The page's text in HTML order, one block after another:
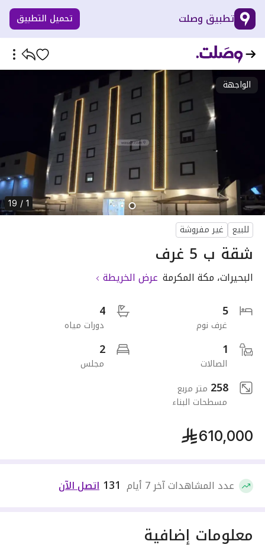
تطبيق وصلت تحميل التطبيق
الواجهة
1 / 19
للبيع غير مفروشة
شقة ب 5 غرف
البحيرات، مكة المكرمة عرض الخريطة
5
غرف نوم
4
دورات مياه
1
الصالات
2
مجلس
258 متر مربع
مسطحات البناء
610,000
عدد المشاهدات آخر 7 أيام 131 اتصل الآن
معلومات إضافية